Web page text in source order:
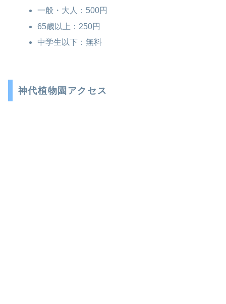
一般・大人：500円
65歳以上：250円
中学生以下：無料
神代植物園アクセス